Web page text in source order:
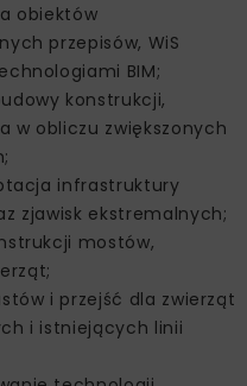
obiektów
przepisów, WiS
BIM;
konstrukcji,
w obliczu zwiększonych
infrastruktury
zjawisk ekstremalnych;
mostów,
i przejść dla zwierząt
i istniejących linii